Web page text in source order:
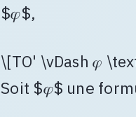
$𝜑$,
\[TO' \vDash 𝜑
Soit $𝜑$ une